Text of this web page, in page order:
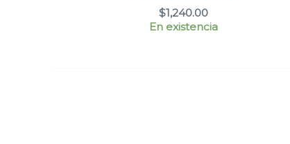
$1,240.00
En existencia